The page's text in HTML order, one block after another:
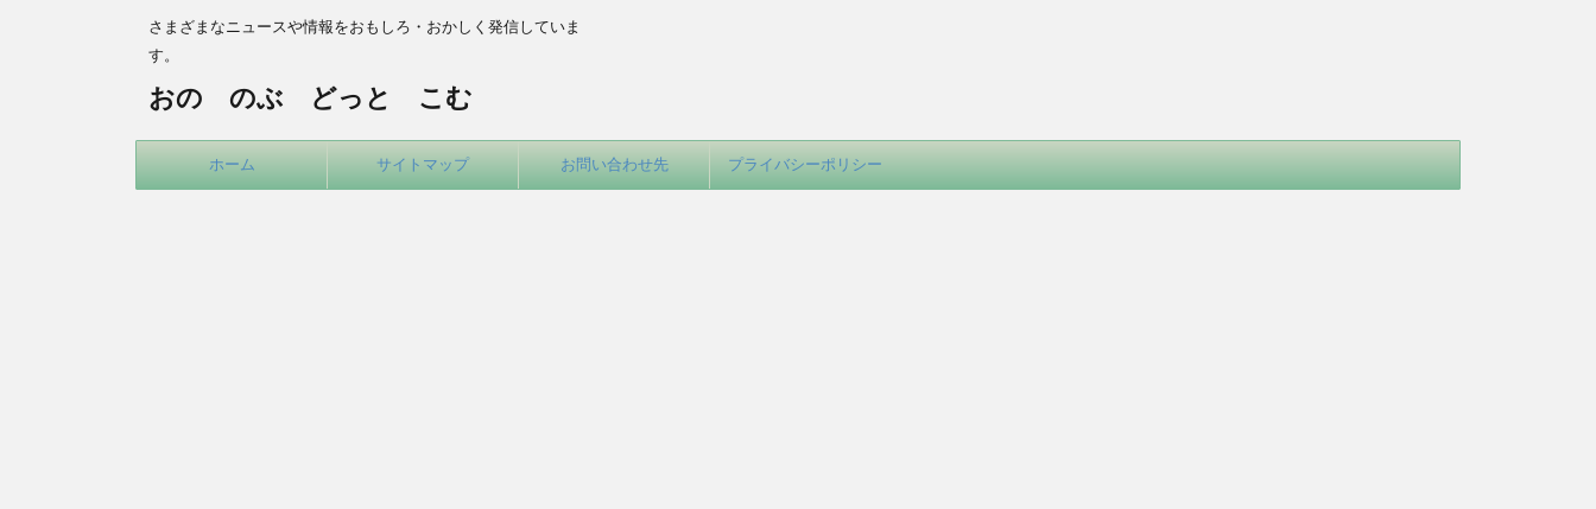
さまざまなニュースや情報をおもしろ・おかしく発信していま
す。
おの のぶ どっと こむ
ホーム サイトマップ お問い合わせ先 プライバシーポリシー